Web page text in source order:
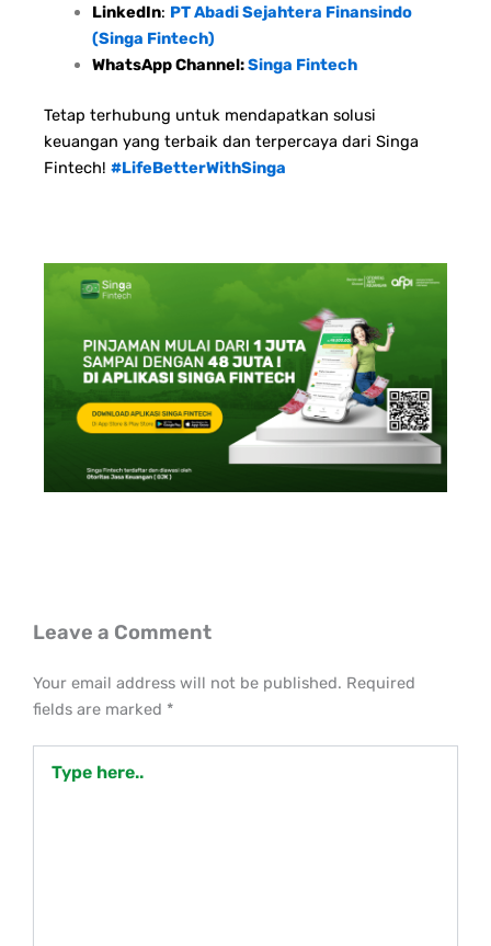
LinkedIn: PT Abadi Sejahtera Finansindo
(Singa Fintech)
WhatsApp Channel:Singa Fintech
Tetap terhubung untuk mendapatkan solusi
keuangan yang terbaik dan terpercaya dari Singa
Fintech! #LifeBetterWithSinga
Leave a Comment
Your email address will not be published. Required
fields are marked *
here..